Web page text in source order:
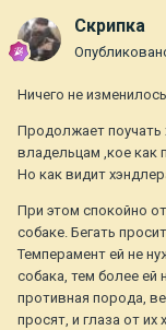
Скрипка
Ничего не
Продолжает поучать
владельцам ,кое как
Но как видит
При этом спокойно
собаке. Бегать
Темперамент ей не
собака, тем более ей
противная порода,
просят, и глаза от